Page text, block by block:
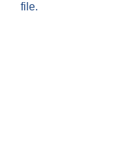
file.